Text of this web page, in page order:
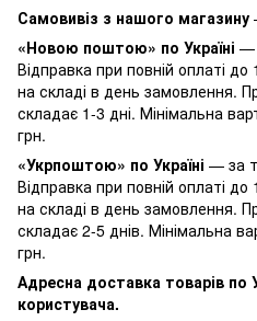
Самовивіз з нашого магазину
«Новою поштою» по Україні —
Відправка при повній оплаті до
на складі в день замовлення.
складає 1-3 дні. Мінімальна
грн.
«Укрпоштою» по Україні — за
Відправка при повній оплаті до
на складі в день замовлення.
складає 2-5 днів. Мінімальна
грн.
Адресна доставка товарів по
користувача.